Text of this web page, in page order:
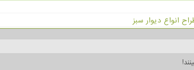
انواع دیوار سبز